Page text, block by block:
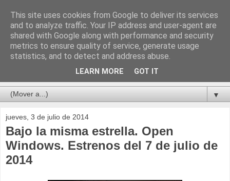
▼
jueves, 3 de julio de 2014
Bajo la misma estrella. Open
Windows. Estrenos del 7 de julio de
2014
This site uses cookies from Google to deliver its services
and to analyze traffic. Your IP address and user-agent are
shared with Google along with performance and security
metrics to ensure quality of service, generate usage
statistics, and to detect and address abuse.
LEARN MORE GOT IT